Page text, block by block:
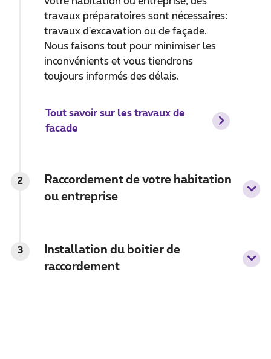
travaux préparatoires sont nécessaires:
travaux d'excavation ou de façade.
Nous faisons tout pour minimiser les
inconvénients et vous tiendrons
toujours informés des délais.
Tout savoir sur les travaux de
facade
2
Raccordement de votre habitation
ou entreprise
3
Installation du boitier de
raccordement